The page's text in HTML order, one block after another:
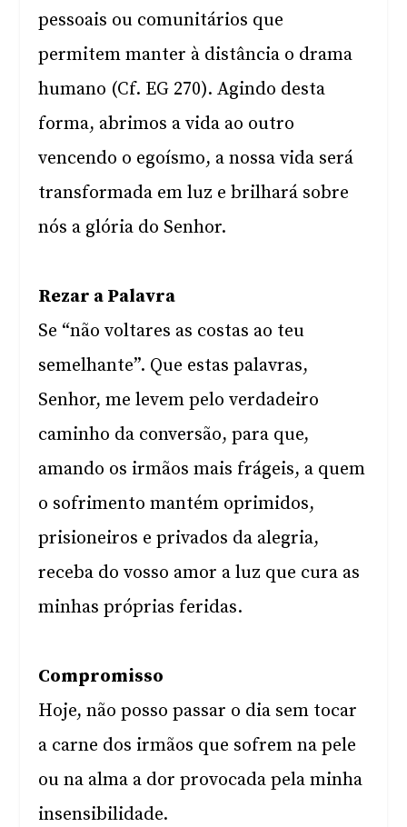
pessoais ou comunitários que
permitem manter à distância o drama
humano (Cf. EG 270). Agindo desta
forma, abrimos a vida ao outro
vencendo o egoísmo, a nossa vida será
transformada em luz e brilhará sobre
nós a glória do Senhor.
Rezar a Palavra
Se “não voltares as costas ao teu
semelhante”. Que estas palavras,
Senhor, me levem pelo verdadeiro
caminho da conversão, para que,
amando os irmãos mais frágeis, a quem
o sofrimento mantém oprimidos,
prisioneiros e privados da alegria,
receba do vosso amor a luz que cura as
minhas próprias feridas.
Compromisso
Hoje, não posso passar o dia sem tocar
a carne dos irmãos que sofrem na pele
ou na alma a dor provocada pela minha
insensibilidade.